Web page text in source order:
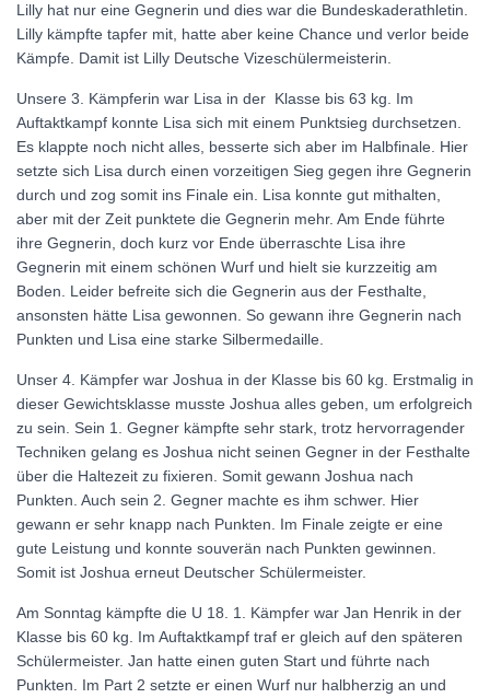
Lilly hat nur eine Gegnerin und dies war die Bundeskaderathletin.
Lilly kämpfte tapfer mit, hatte aber keine Chance und verlor beide
Kämpfe. Damit ist Lilly Deutsche Vizeschülermeisterin.
Unsere 3. Kämpferin war Lisa in der Klasse bis 63 kg. Im
Auftaktkampf konnte Lisa sich mit einem Punktsieg durchsetzen.
Es klappte noch nicht alles, besserte sich aber im Halbfinale. Hier
setzte sich Lisa durch einen vorzeitigen Sieg gegen ihre Gegnerin
durch und zog somit ins Finale ein. Lisa konnte gut mithalten,
aber mit der Zeit punktete die Gegnerin mehr. Am Ende führte
ihre Gegnerin, doch kurz vor Ende überraschte Lisa ihre
Gegnerin mit einem schönen Wurf und hielt sie kurzzeitig am
Boden. Leider befreite sich die Gegnerin aus der Festhalte,
ansonsten hätte Lisa gewonnen. So gewann ihre Gegnerin nach
Punkten und Lisa eine starke Silbermedaille.
Unser 4. Kämpfer war Joshua in der Klasse bis 60 kg. Erstmalig in
dieser Gewichtsklasse musste Joshua alles geben, um erfolgreich
zu sein. Sein 1. Gegner kämpfte sehr stark, trotz hervorragender
Techniken gelang es Joshua nicht seinen Gegner in der Festhalte
über die Haltezeit zu fixieren. Somit gewann Joshua nach
Punkten. Auch sein 2. Gegner machte es ihm schwer. Hier
gewann er sehr knapp nach Punkten. Im Finale zeigte er eine
gute Leistung und konnte souverän nach Punkten gewinnen.
Somit ist Joshua erneut Deutscher Schülermeister.
Am Sonntag kämpfte die U 18. 1. Kämpfer war Jan Henrik in der
Klasse bis 60 kg. Im Auftaktkampf traf er gleich auf den späteren
Schülermeister. Jan hatte einen guten Start und führte nach
Punkten. Im Part 2 setzte er einen Wurf nur halbherzig an und